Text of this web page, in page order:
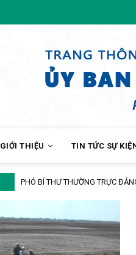
GIỚI THIỆU TIN TỨC SỰ
PHÓ BÍ THƯ THƯỜNG TRỰC